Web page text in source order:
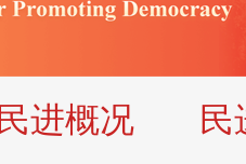
民进概况
民